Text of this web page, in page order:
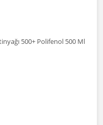
500+ Polifenol 500 Ml